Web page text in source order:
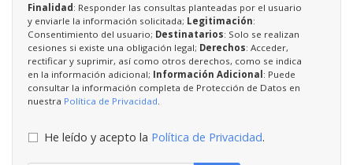
Finalidad : Responder las consultas planteadas por el usuario
y enviarle la información solicitada; Legitimación:
Consentimiento del usuario; Destinatarios: Solo se realizan
cesiones si existe una obligación legal; Derechos: Acceder,
rectificar y suprimir, así como otros derechos, como se indica
en la información adicional; Información Adicional : Puede
consultar la información completa de Protección de Datos en
nuestra Política de Privacidad
He leído y acepto la Política de Privacidad.